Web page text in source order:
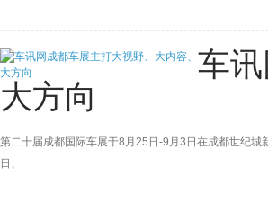
车
大方向
第二十届成都国际车展于8月25日-9月3日在成都世纪城
日、